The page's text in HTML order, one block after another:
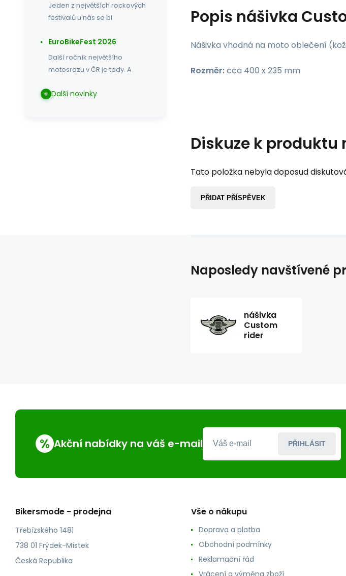
Popis nášivka
Nášivka vhodná na moto oblečení
Rozměr:cca 400 x 235 mm
Diskuze k produktu
Tato položka nebyla doposud
PŘIDAT PŘÍSPĚVEK
Jeden z největších rockových
festivalů u nás se bl
EuroBikeFest 2026
Další ročník největšího
motosrazu v ČR je tady. A
Další novinky
Naposledy navštívené
nášivka
Custom
rider
% Akční nabídky na váš e-mail PŘIHLÁSIT
Bikersmode - prodejna
Třebízského 1481
738 01 Frýdek-Místek
Česká Republika
Vše o nákupu
Doprava a platba
Obchodní podmínky
Reklamační řád
Vrácení a výměna zboží